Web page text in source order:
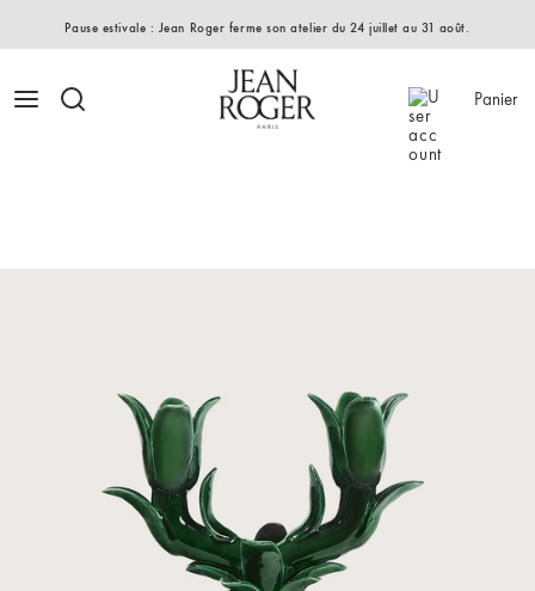
Pause estivale : Jean Roger ferme son atelier du 24 juillet au 31 août.
Panier